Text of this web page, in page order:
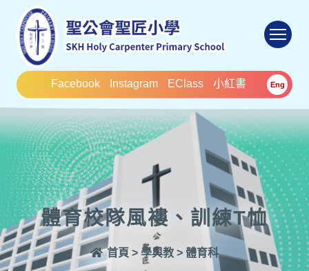
Facebook Instagram EClass 小紅書 Eng
體育校隊風褸、訓練T恤
首頁 > 學與教 > 體育科